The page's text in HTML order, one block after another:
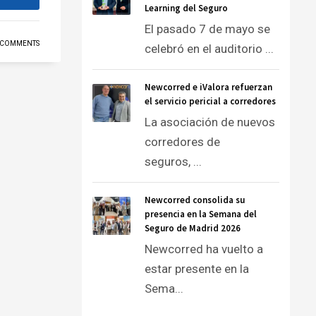
Learning del Seguro
El pasado 7 de mayo se
celebró en el auditorio ...
Newcorred e iValora refuerzan
el servicio pericial a corredores
La asociación de nuevos
corredores de
seguros, ...
Newcorred consolida su
presencia en la Semana del
Seguro de Madrid 2026
Newcorred ha vuelto a
estar presente en la
Sema...